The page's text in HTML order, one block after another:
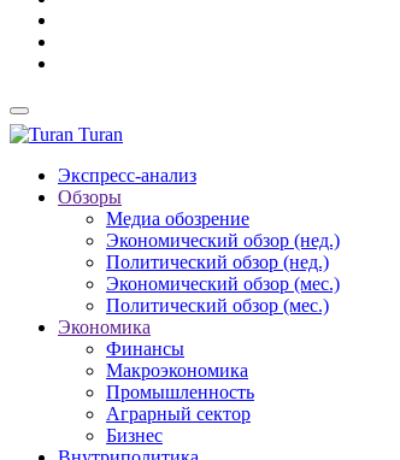
Turan
Экспресс-анализ
Обзоры
Медиа обозрение
Экономический обзор (нед.)
Политический обзор (нед.)
Экономический обзор (мес.)
Политический обзор (мес.)
Экономика
Финансы
Макроэкономика
Промышленность
Аграрный сектор
Бизнес